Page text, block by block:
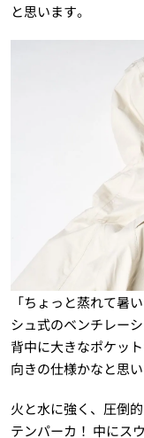
と思います。
「ちょっと蒸れて暑
シュ式のベンチレー
背中に大きなポケッ
向きの仕様かなと思い
火と水に強く、圧倒
テンパーカ！ 中にス